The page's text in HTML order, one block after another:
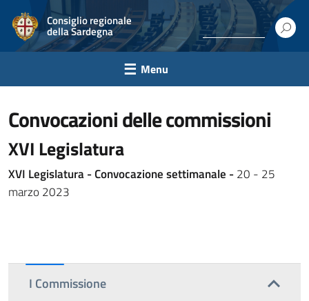
Consiglio regionale
della Sardegna
Menu
convocazioni delle commissioni
XVI Legislatura
XVI Legislatura - Convocazione settimanale -20 - 25
marzo 2023
I Commissione